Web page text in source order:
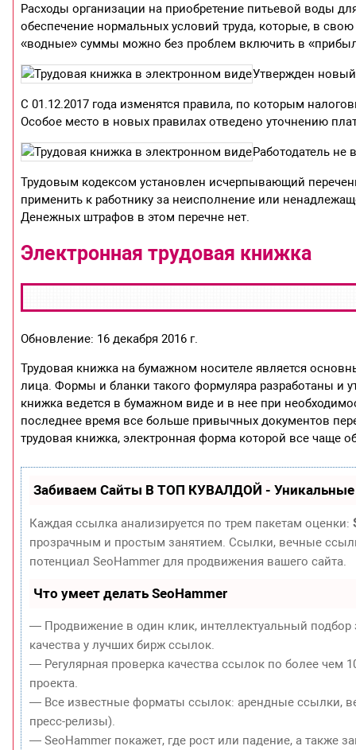
Расходы организации на приобретение питьевой воды
обеспечение нормальных условий труда, которые, в
«водные» суммы можно без проблем включить в
Утвержден
С 01.12.2017 года изменятся правила, по которым
Особое место в новых правилах отведено уточнению
Работодатель не
Трудовым кодексом установлен исчерпывающий
применить к работнику за неисполнение или
Денежных штрафов в этом перечне нет.
Электронная трудовая книжка
Обновление: 16 декабря 2016 г.
Трудовая книжка на бумажном носителе является
лица. Формы и бланки такого формуляра разработаны и
книжка ведется в бумажном виде и в нее при
последнее время все больше привычных документов
трудовая книжка, электронная форма которой все чаще
Забиваем Сайты В ТОП КУВАЛДОЙ - Уникальные
Каждая ссылка анализируется по трем пакетам оценки:
прозрачным и простым занятием. Ссылки, вечные
потенциал SeoHammer для продвижения вашего сайта.
Что умеет делать SeoHammer
— Продвижение в один клик, интеллектуальный
качества у лучших бирж ссылок.
— Регулярная проверка качества ссылок по более чем
проекта.
— Все известные форматы ссылок: арендные ссылки,
пресс-релизы).
— SeoHammer покажет, где рост или падение, а также